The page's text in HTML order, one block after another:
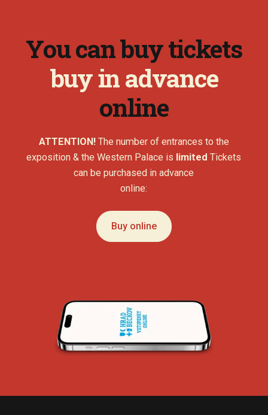
You can buy tickets
buy in advance
online
ATTENTION! The number of entrances to the
exposition & the Western Palace is limited Tickets
can be purchased in advance
online:
Buy online